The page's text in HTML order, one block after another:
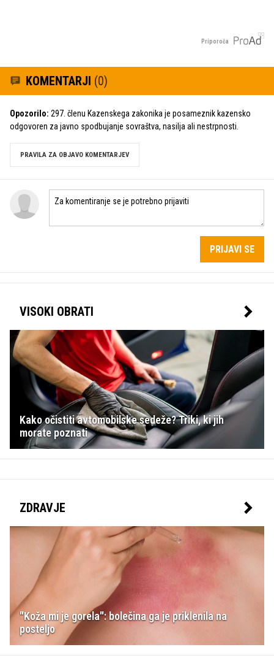
Priporoča
KOMENTARJI (0)
Opozorilo: 297. členu Kazenskega zakonika je posameznik kazensko
odgovoren za javno spodbujanje sovraštva, nasilja ali nestrpnosti.
PRAVILA ZA OBJAVO KOMENTARJEV
PRIJAVI SE
VISOKI OBRATI
Kako očistiti avtomobilske sedeže? Triki, ki jih
morate poznati
ZDRAVJE
"Koža mi je gorela": bolečina ga je priklenila na
posteljo